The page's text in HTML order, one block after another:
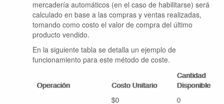
mercadería automáticos (en el caso de habilitarse) será
calculado en base a las compras y ventas realizadas,
tomando como costo el valor de compra del último
producto vendido.
En la siguiente tabla se detalla un ejemplo de
funcionamiento para este método de coste.